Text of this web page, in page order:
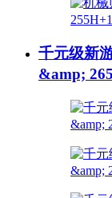
千元级新
&amp;